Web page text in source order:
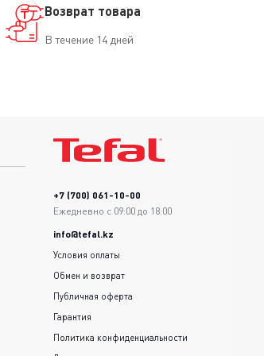
Возврат товара
В течение 14 дней
+7 (700) 061-10-00
Ежедневно с 09:00 до 18:00
info@tefal.kz
Условия оплаты
Обмен и возврат
Публичная оферта
Гарантия
Политика конфиденциальности